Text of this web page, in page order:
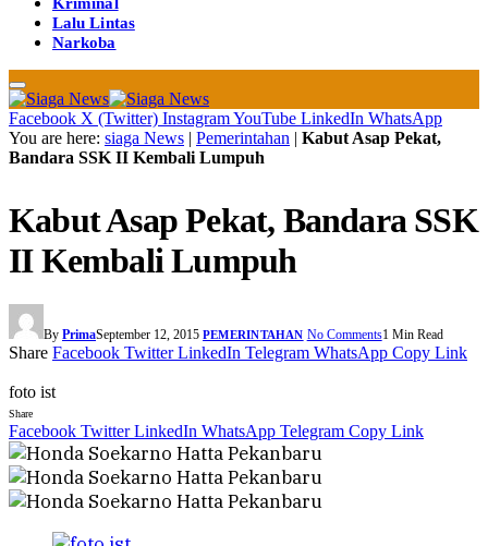
Lalu Lintas
Narkoba
Facebook X (Twitter) InstagramYouTube LinkedIn WhatsApp
You are here: siaga News | Pemerintahan | Kabut Asap Pekat,
Bandara SSK II Kembali Lumpuh
Kabut Asap Pekat, Bandara SSK
II Kembali Lumpuh
By PrimaSeptember 12, 2015 PEMERINTAHAN No Comments1 Min Read
Share Facebook Twitter LinkedIn Telegram WhatsApp Copy Link
foto ist
Share
Facebook Twitter LinkedIn WhatsApp Telegram Copy Link